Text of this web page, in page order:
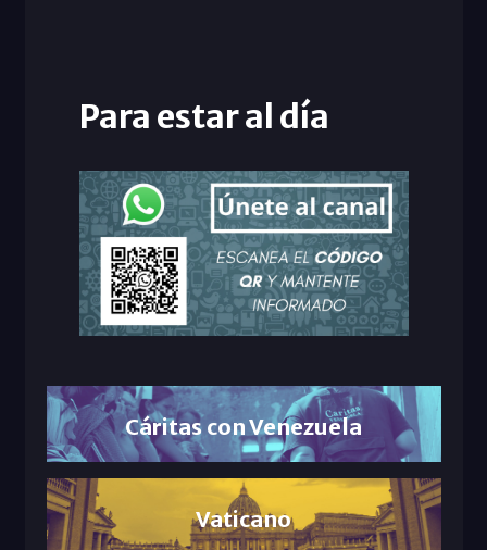
Para estar al día
Cáritas con Venezuela
Vaticano